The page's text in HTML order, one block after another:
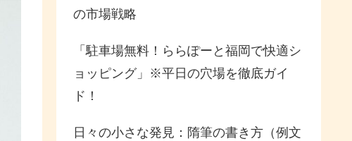
の市場戦略
「駐車場無料！ららぽーと福岡で快適シ
ョッピング」※平日の穴場を徹底ガイ
ド！
日々の小さな発見：隋筆の書き方（例文